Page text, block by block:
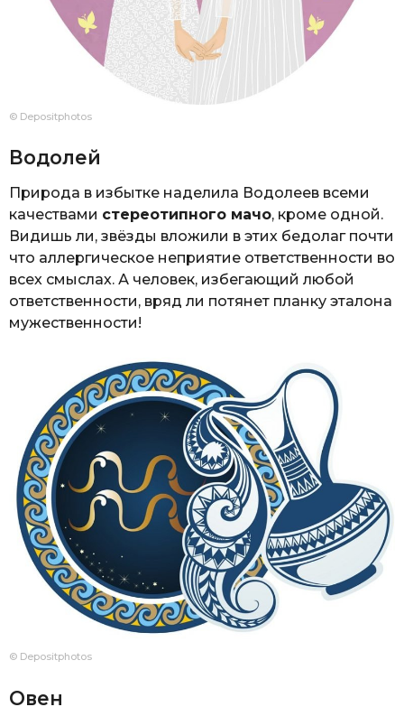
© Depositphotos
Водолей
Природа в избытке наделила Водолеев всеми
качествами стереотипного мачо, кроме одной.
Видишь ли, звёзды вложили в этих бедолаг почти
что аллергическое неприятие ответственности во
всех смыслах. А человек, избегающий любой
ответственности, вряд ли потянет планку эталона
мужественности!
© Depositphotos
Овен